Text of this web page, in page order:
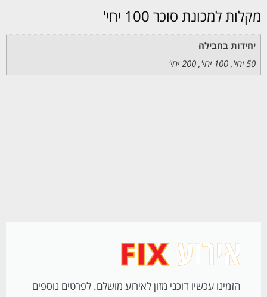
מקלות למכונת סוכר 100 יחי'
יחידות בחבילה
50 יחי', 100 יחי', 200 יחי'
הזמינו עכשיו דוכני מזון לאירוע מושלם. לפרטים נוספים